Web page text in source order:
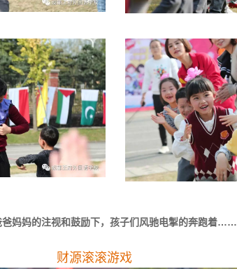
和鼓励下，孩子们风驰电掣的奔跑着……
滚游戏